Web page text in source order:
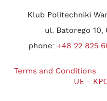
Klub Politechniki
ul. Batorego 10,
phone: +48 22 825
Terms and Conditions
UE -